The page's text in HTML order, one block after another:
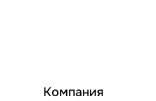
Компания